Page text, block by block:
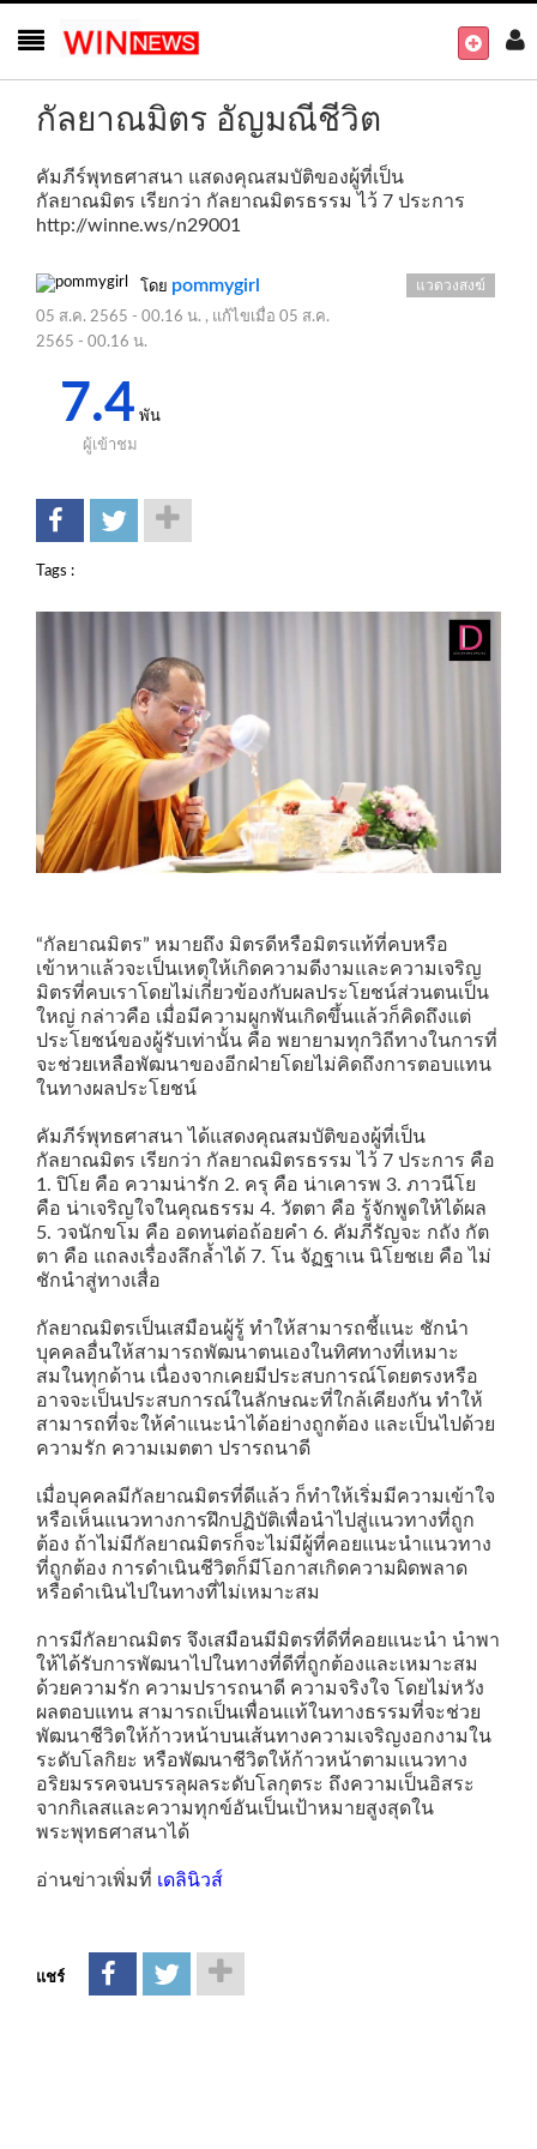
กัลยาณมิตร อัญมณีชีวิต
คัมภีร์พุทธศาสนา แสดงคุณสมบัติของผู้ที่เป็น
กัลยาณมิตร เรียกว่า กัลยาณมิตรธรรม ไว้ 7 ประการ
http://winne.ws/n29001
โดย pommygirl
05 ส.ค. 2565 - 00.16 น. , แก้ไขเมื่อ 05 ส.ค.
2565 - 00.16 น.
แวดวงสงฆ์
7.4 พัน
ผู้เข้าชม
Tags :
“กัลยาณมิตร” หมายถึง มิตรดีหรือมิตรแท้ที่คบหรือ
เข้าหาแล้วจะเป็นเหตุให้เกิดความดีงามและความเจริญ
มิตรที่คบเราโดยไม่เกี่ยวข้องกับผลประโยชน์ส่วนตนเป็น
ใหญ่ กล่าวคือ เมื่อมีความผูกพันเกิดขึ้นแล้วก็คิดถึงแต่
ประโยชน์ของผู้รับเท่านั้น คือ พยายามทุกวิถีทางในการที่
จะช่วยเหลือพัฒนาของอีกฝ่ายโดยไม่คิดถึงการตอบแทน
ในทางผลประโยชน์
คัมภีร์พุทธศาสนา ได้แสดงคุณสมบัติของผู้ที่เป็น
กัลยาณมิตร เรียกว่า กัลยาณมิตรธรรม ไว้ 7 ประการ คือ
1. ปิโย คือ ความน่ารัก 2. ครุ คือ น่าเคารพ 3. ภาวนีโย
คือ น่าเจริญใจในคุณธรรม 4. วัตตา คือ รู้จักพูดให้ได้ผล
5. วจนักขโม คือ อดทนต่อถ้อยคำ 6. คัมภีรัญจะ กถัง กัต
ตา คือ แถลงเรื่องลึกล้ำได้ 7. โน จัฏฐาเน นิโยชเย คือ ไม่
ชักนำสู่ทางเสื่อ
กัลยาณมิตรเป็นเสมือนผู้รู้ ทำให้สามารถชี้แนะ ชักนำ
บุคคลอื่นให้สามารถพัฒนาตนเองในทิศทางที่เหมาะ
สมในทุกด้าน เนื่องจากเคยมีประสบการณ์โดยตรงหรือ
อาจจะเป็นประสบการณ์ในลักษณะที่ใกล้เคียงกัน ทำให้
สามารถที่จะให้คำแนะนำได้อย่างถูกต้อง และเป็นไปด้วย
ความรัก ความเมตตา ปรารถนาดี
เมื่อบุคคลมีกัลยาณมิตรที่ดีแล้ว ก็ทำให้เริ่มมีความเข้าใจ
หรือเห็นแนวทางการฝึกปฏิบัติเพื่อนำไปสู่แนวทางที่ถูก
ต้อง ถ้าไม่มีกัลยาณมิตรก็จะไม่มีผู้ที่คอยแนะนำแนวทาง
ที่ถูกต้อง การดำเนินชีวิตก็มีโอกาสเกิดความผิดพลาด
หรือดำเนินไปในทางที่ไม่เหมาะสม
การมีกัลยาณมิตร จึงเสมือนมีมิตรที่ดีที่คอยแนะนำ นำพา
ให้ได้รับการพัฒนาไปในทางที่ดีที่ถูกต้องและเหมาะสม
ด้วยความรัก ความปรารถนาดี ความจริงใจ โดยไม่หวัง
ผลตอบแทน สามารถเป็นเพื่อนแท้ในทางธรรมที่จะช่วย
พัฒนาชีวิตให้ก้าวหน้าบนเส้นทางความเจริญงอกงามใน
ระดับโลกิยะ หรือพัฒนาชีวิตให้ก้าวหน้าตามแนวทาง
อริยมรรคจนบรรลุผลระดับโลกุตระ ถึงความเป็นอิสระ
จากกิเลสและความทุกข์อันเป็นเป้าหมายสูงสุดใน
พระพุทธศาสนาได้
อ่านข่าวเพิ่มที่ เดลินิวส์
แชร์